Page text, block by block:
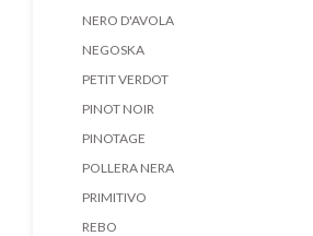
NERO D'AVOLA
NEGOSKA
PETIT VERDOT
PINOT NOIR
PINOTAGE
POLLERA NERA
PRIMITIVO
REBO